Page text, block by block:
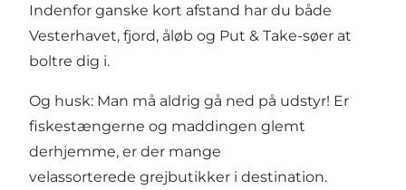
Indenfor ganske kort afstand har du både
Vesterhavet, fjord, åløb og Put & Take-søer at
boltre dig i.
Og husk: Man må aldrig gå ned på udstyr! Er
fiskestængerne og maddingen glemt
derhjemme, er der mange
velassorterede grejbutikker i destination.